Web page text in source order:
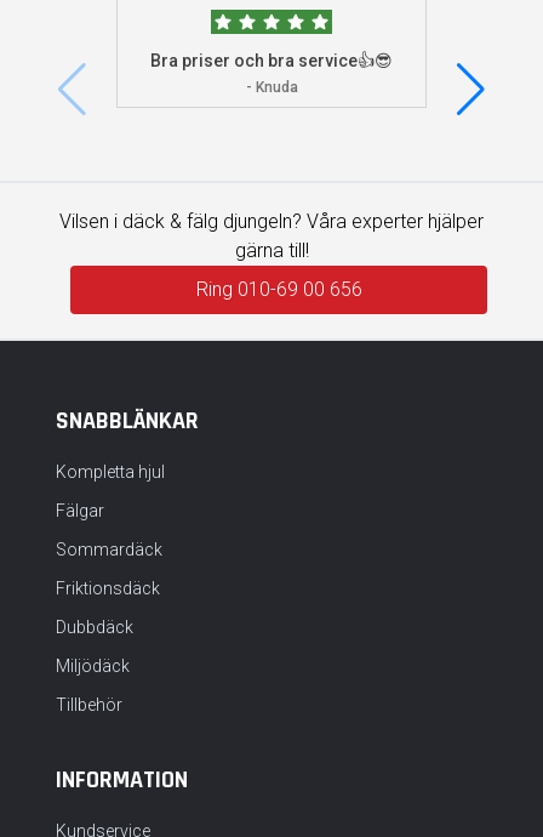
Bra priser och bra service👍😎
- Knuda
Vilsen i däck & fälg djungeln? Våra experter hjälper
gärna till!
Ring 010-69 00 656
SNABBLÄNKAR
Kompletta hjul
Fälgar
Sommardäck
Friktionsdäck
Dubbdäck
Miljödäck
Tillbehör
INFORMATION
Kundservice